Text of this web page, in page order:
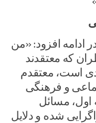
ادامه افزود: «من
که معتقدند
است، معتقدم
و فرهنگی
مسائل
شده و دلایل